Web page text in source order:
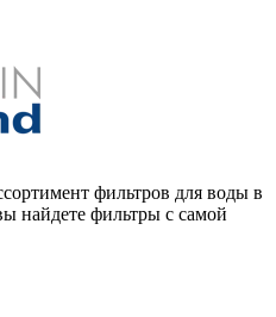
фильтров для воды в
найдете фильтры с самой